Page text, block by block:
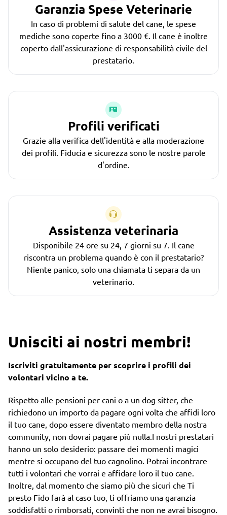
Garanzia Spese Veterinarie
In caso di problemi di salute del cane, le spese
mediche sono coperte fino a 3000 €. Il cane è inoltre
coperto dall'assicurazione di responsabilità civile del
prestatario.
Profili verificati
Grazie alla verifica dell'identità e alla moderazione
dei profili. Fiducia e sicurezza sono le nostre parole
d'ordine.
Assistenza veterinaria
Disponibile 24 ore su 24, 7 giorni su 7. Il cane
riscontra un problema quando è con il prestatario?
Niente panico, solo una chiamata ti separa da un
veterinario.
Unisciti ai nostri membri!
Iscriviti gratuitamente per scoprire i profili dei
volontari vicino a te.
Rispetto alle pensioni per cani o a un dog sitter, che
richiedono un importo da pagare ogni volta che affidi loro
il tuo cane, dopo essere diventato membro della nostra
community, non dovrai pagare più nulla.I nostri prestatari
hanno un solo desiderio: passare dei momenti magici
mentre si occupano del tuo cagnolino. Potrai incontrare
tutti i volontari che vorrai e affidare loro il tuo cane.
Inoltre, dal momento che siamo più che sicuri che Ti
presto Fido farà al caso tuo, ti offriamo una garanzia
soddisfatti o rimborsati, convinti che non ne avrai bisogno.